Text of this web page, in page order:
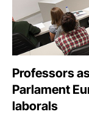
Professors
Parlament
laborals